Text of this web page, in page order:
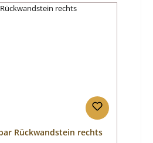
Rückwandstein rechts